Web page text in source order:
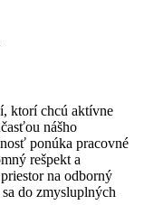
ktorí chcú aktívne
nášho
ponúka pracovné
rešpekt a
na odborný
do zmysluplných